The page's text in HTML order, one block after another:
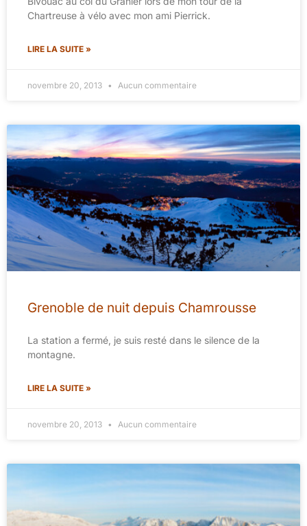
Chartreuse à vélo avec mon ami Pierrick.
LIRE LA SUITE »
novembre 20, 2013 Aucun commentaire
Grenoble de nuit depuis Chamrousse
La station a fermé, je suis resté dans le silence de la
montagne.
LIRE LA SUITE »
novembre 20, 2013 Aucun commentaire